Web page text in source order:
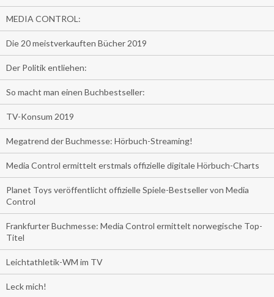
MEDIA CONTROL:
Die 20 meistverkauften Bücher 2019
Der Politik entliehen:
So macht man einen Buchbestseller:
TV-Konsum 2019
Megatrend der Buchmesse: Hörbuch-Streaming!
Media Control ermittelt erstmals offizielle digitale Hörbuch-Charts
Planet Toys veröffentlicht offizielle Spiele-Bestseller von Media
Control
Frankfurter Buchmesse: Media Control ermittelt norwegische Top-
Titel
Leichtathletik-WM im TV
Leck mich!